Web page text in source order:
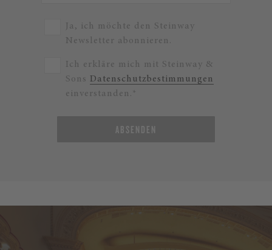
Ja, ich möchte den Steinway
Newsletter abonnieren.
Ich erkläre mich mit Steinway &
Sons Datenschutzbestimmungen
einverstanden.*
ABSENDEN